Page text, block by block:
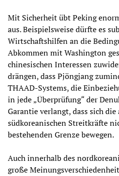
Mit Sicherheit übt Peking
aus. Beispielsweise dürfte es
Wirtschaftshilfen an die
Abkommen mit Washington
chinesischen Interessen
drängen, dass Pjöngjang
THAAD-Systems, die
in jede „Überprüfung“ der
Garantie verlangt, dass sich
südkoreanischen Streitkräfte
bestehenden Grenze bewegen.
Auch innerhalb des
große